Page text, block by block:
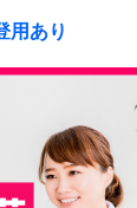
用あり